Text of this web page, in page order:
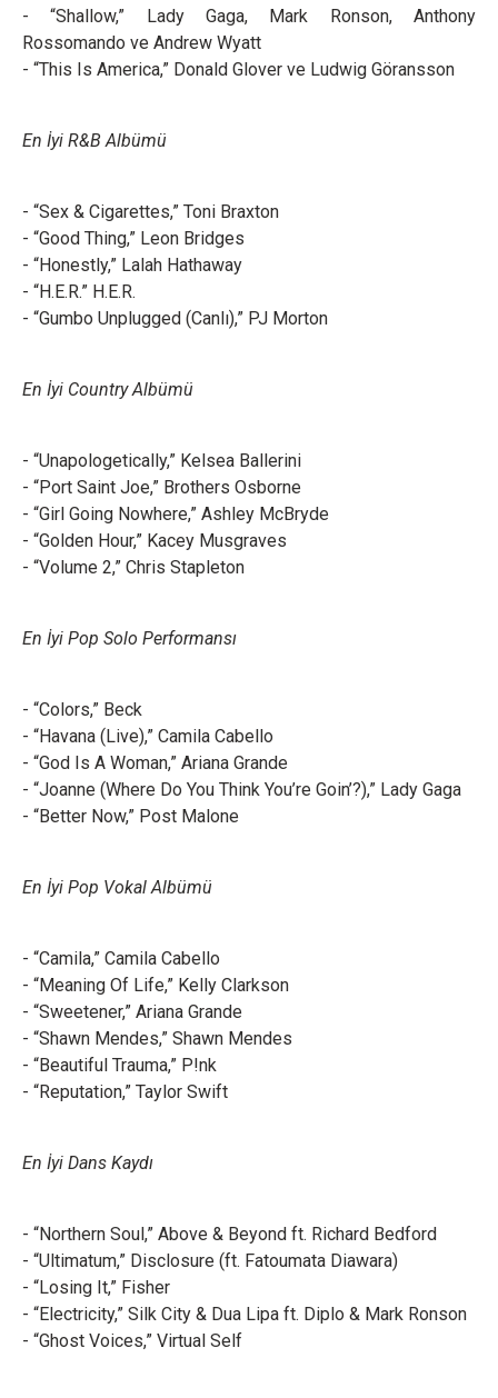
- “Shallow,” Lady Gaga, Mark Ronson, Anthony
Rossomando ve Andrew Wyatt
- “This Is America,” Donald Glover ve Ludwig Göransson
En İyi R&B Albümü
- “Sex & Cigarettes,” Toni Braxton
- “Good Thing,” Leon Bridges
- “Honestly,” Lalah Hathaway
- “H.E.R.” H.E.R.
- “Gumbo Unplugged (Canlı),” PJ Morton
En İyi Country Albümü
- “Unapologetically,” Kelsea Ballerini
- “Port Saint Joe,” Brothers Osborne
- “Girl Going Nowhere,” Ashley McBryde
- “Golden Hour,” Kacey Musgraves
- “Volume 2,” Chris Stapleton
En İyi Pop Solo Performansı
- “Colors,” Beck
- “Havana (Live),” Camila Cabello
- “God Is A Woman,” Ariana Grande
- “Joanne (Where Do You Think You’re Goin’?),” Lady Gaga
- “Better Now,” Post Malone
En İyi Pop Vokal Albümü
- “Camila,” Camila Cabello
- “Meaning Of Life,” Kelly Clarkson
- “Sweetener,” Ariana Grande
- “Shawn Mendes,” Shawn Mendes
- “Beautiful Trauma,” P!nk
- “Reputation,” Taylor Swift
En İyi Dans Kaydı
- “Northern Soul,” Above & Beyond ft. Richard Bedford
- “Ultimatum,” Disclosure (ft. Fatoumata Diawara)
- “Losing It,” Fisher
- “Electricity,” Silk City & Dua Lipa ft. Diplo & Mark Ronson
- “Ghost Voices,” Virtual Self